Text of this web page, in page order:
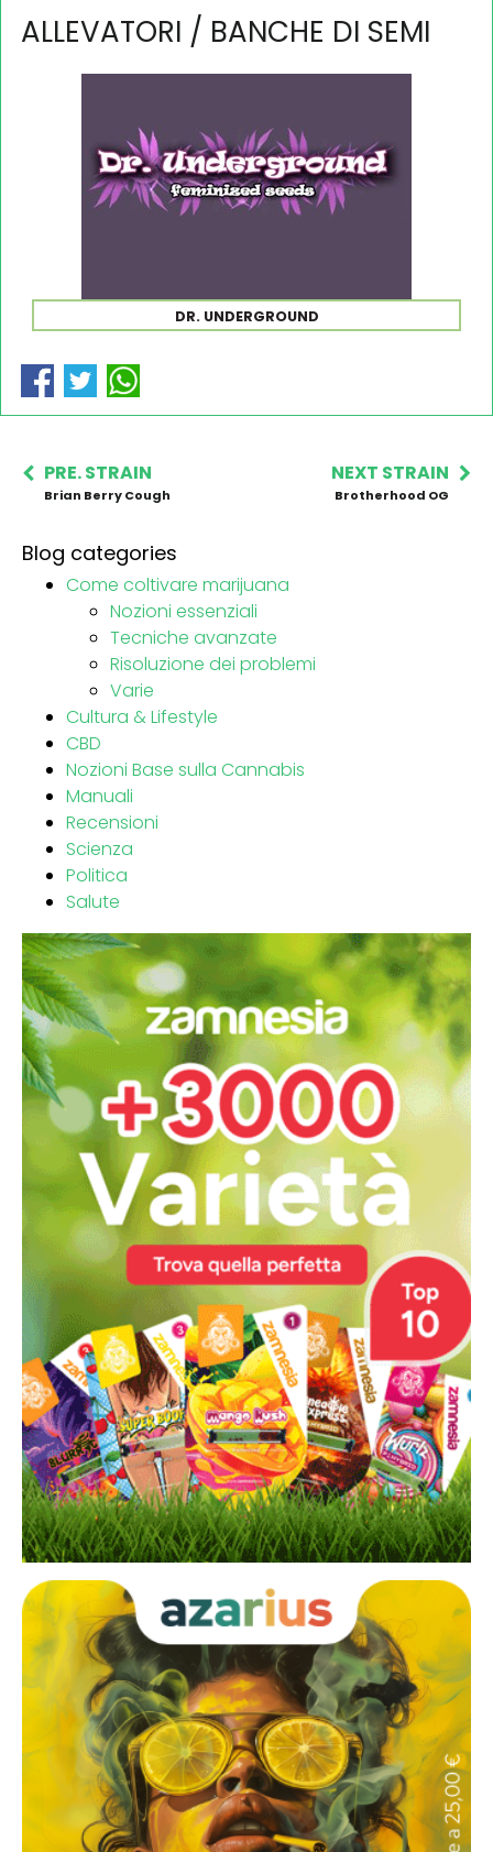
ALLEVATORI / BANCHE DI SEMI
DR. UNDERGROUND
PRE. STRAIN
Brian Berry Cough
NEXT STRAIN
Brotherhood OG
Blog categories
Come coltivare marijuana
Nozioni essenziali
Tecniche avanzate
Risoluzione dei problemi
Varie
Cultura & Lifestyle
CBD
Nozioni Base sulla Cannabis
Manuali
Recensioni
Scienza
Politica
Salute